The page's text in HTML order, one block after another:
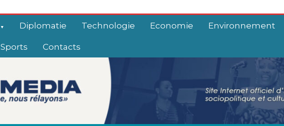
Diplomatie Technologie Economie Environnement
Sports Contacts